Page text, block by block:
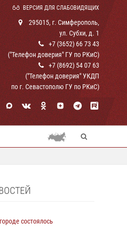
ВЕРСИЯ ДЛЯ СЛАБОВИДЯЩИХ
295015, г. Симферополь,
ул. Субхи, д. 1
+7 (3652) 66 73 43
("Телефон доверия" ГУ по РКиС)
+7 (8692) 54 07 63
("Телефон доверия" УКДП
по г. Севастополю ГУ по РКиС)
состоялось